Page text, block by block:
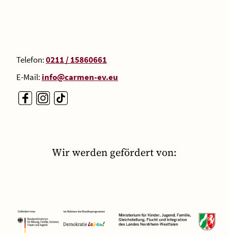
Telefon:0211 / 15860661
E-Mail: info@carmen-ev.eu
Wir werden gefördert von: